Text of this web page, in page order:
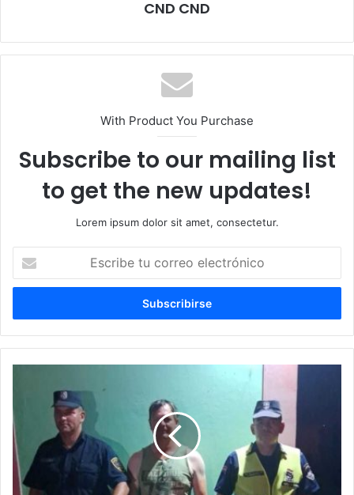
CND CND
With Product You Purchase
Subscribe to our mailing list
to get the new updates!
Lorem ipsum dolor sit amet, consectetur.
correo